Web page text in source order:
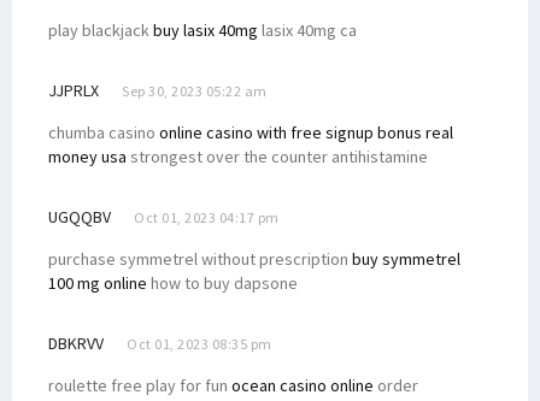
play blackjackbuy lasix 40mg lasix 40mg ca
JJPRLX Sep 30, 2023 05:22 am
chumba casino online casino with free signup bonus real
money usa strongest over the counter antihistamine
UGQQBV Oct 01, 2023 04:17 pm
purchase symmetrel without prescription buy symmetrel
100 mg online how to buy dapsone
DBKRVV Oct 01, 2023 08:35 pm
roulette free play for fun ocean casino online order